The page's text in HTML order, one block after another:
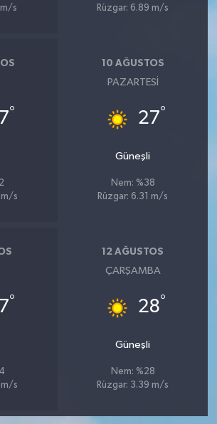
m/s
Rüzgar: 6.89 m/s
°
m/s
10 AĞUSTOS
PAZARTESI
27°
Güneşli
Nem: %38
Rüzgar: 6.31 m/s
°
m/s
12 AĞUSTOS
ÇARŞAMBA
28°
Güneşli
Nem: %28
Rüzgar: 3.39 m/s